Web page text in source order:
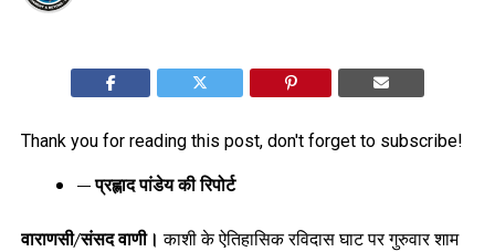
Thank you for reading this post, don't forget to subscribe!
— प्रह्लाद पांडेय की रिपोर्ट
वाराणसी/संसद वाणी।काशी के ऐतिहासिक रविदास घाट पर गुरुवार शाम